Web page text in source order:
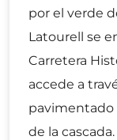
por el verde
Latourell se
Carretera
accede a
pavimentado
de la